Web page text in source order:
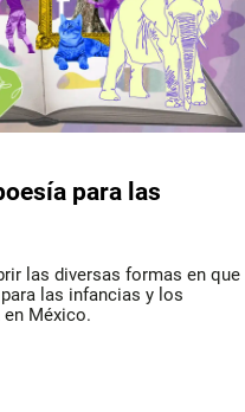
para las
las diversas formas en que
las infancias y los
México.